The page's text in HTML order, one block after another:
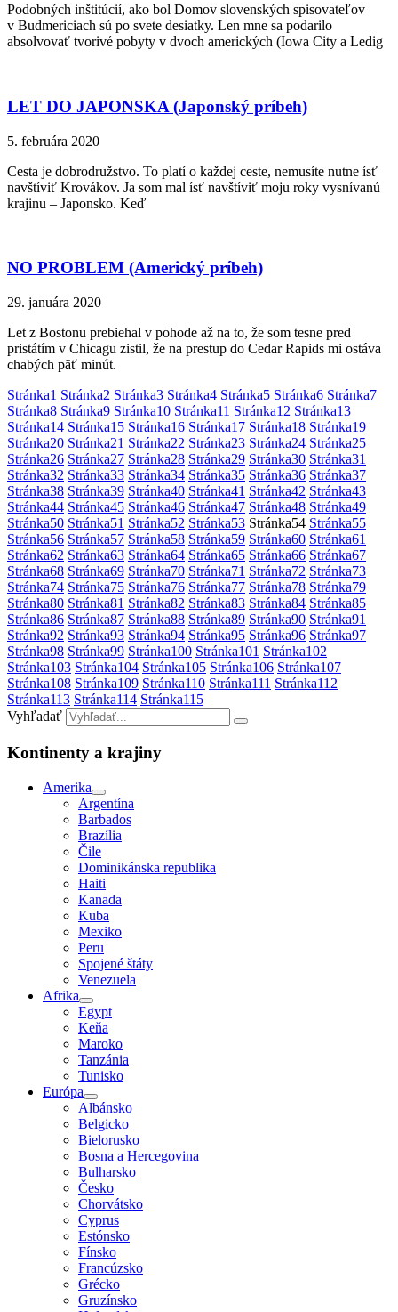
Podobných inštitúcií, ako bol Domov slovenských spisovateľov
v Budmericiach sú po svete desiatky. Len mne sa podarilo
absolvovať tvorivé pobyty v dvoch amerických (Iowa City a Ledig
LET DO JAPONSKA (Japonský príbeh)
5. februára 2020
Cesta je dobrodružstvo. To platí o každej ceste, nemusíte nutne ísť
navštíviť Krovákov. Ja som mal ísť navštíviť moju roky vysnívanú
krajinu – Japonsko. Keď
NO PROBLEM (Americký príbeh)
29. januára 2020
Let z Bostonu prebiehal v pohode až na to, že som tesne pred
pristátím v Chicagu zistil, že na prestup do Cedar Rapids mi ostáva
chabých päť minút.
Stránka1 Stránka2 Stránka3 Stránka4 Stránka5 Stránka6 Stránka7
Stránka8 Stránka9 Stránka10 Stránka11 Stránka12 Stránka13
Stránka14 Stránka15 Stránka16 Stránka17 Stránka18 Stránka19
Stránka20 Stránka21 Stránka22 Stránka23 Stránka24 Stránka25
Stránka26 Stránka27 Stránka28 Stránka29 Stránka30 Stránka31
Stránka32 Stránka33 Stránka34 Stránka35 Stránka36 Stránka37
Stránka38 Stránka39 Stránka40 Stránka41 Stránka42 Stránka43
Stránka44 Stránka45 Stránka46 Stránka47 Stránka48 Stránka49
Stránka50 Stránka51 Stránka52 Stránka53 Stránka54 Stránka55
Stránka56 Stránka57 Stránka58 Stránka59 Stránka60 Stránka61
Stránka62 Stránka63 Stránka64 Stránka65 Stránka66 Stránka67
Stránka68 Stránka69 Stránka70 Stránka71 Stránka72 Stránka73
Stránka74 Stránka75 Stránka76 Stránka77 Stránka78 Stránka79
Stránka80 Stránka81 Stránka82 Stránka83 Stránka84 Stránka85
Stránka86 Stránka87 Stránka88 Stránka89 Stránka90 Stránka91
Stránka92 Stránka93 Stránka94 Stránka95 Stránka96 Stránka97
Stránka98 Stránka99 Stránka100 Stránka101 Stránka102
Stránka103 Stránka104 Stránka105 Stránka106 Stránka107
Stránka108 Stránka109 Stránka110 Stránka111 Stránka112
Stránka113 Stránka114 Stránka115
Vyhľadať
Kontinenty a krajiny
Amerika
Argentína
Barbados
Brazília
Čile
Dominikánska republika
Haiti
Kanada
Kuba
Mexiko
Peru
Spojené štáty
Venezuela
Afrika
Egypt
Keňa
Maroko
Tanzánia
Tunisko
Európa
Albánsko
Belgicko
Bielorusko
Bosna a Hercegovina
Bulharsko
Česko
Chorvátsko
Cyprus
Estónsko
Fínsko
Francúzsko
Grécko
Gruzínsko